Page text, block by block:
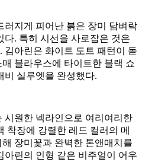
러지게 피어난 붉은 장미 담벼락
다. 특히 시선을 사로잡은 것은
김아린은 화이트 도트 패턴이 돋
블라우스에 타이트한 블랙 쇼
비 실루엣을 완성했다.
시원한 넥라인으로 여리여리한
착장에 강렬한 레드 컬러의 메
장미꽃과 완벽한 톤앤매치를
아린의 인형 같은 비주얼이 어우